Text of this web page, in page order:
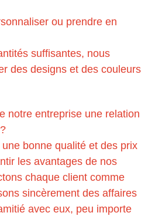
ou prendre en
suffisantes, nous
des designs et des couleurs
notre entreprise une relation
bonne qualité et des prix
les avantages de nos
chaque client comme
sincèrement des affaires
avec eux, peu importe